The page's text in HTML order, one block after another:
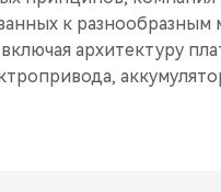
к
архитектуру